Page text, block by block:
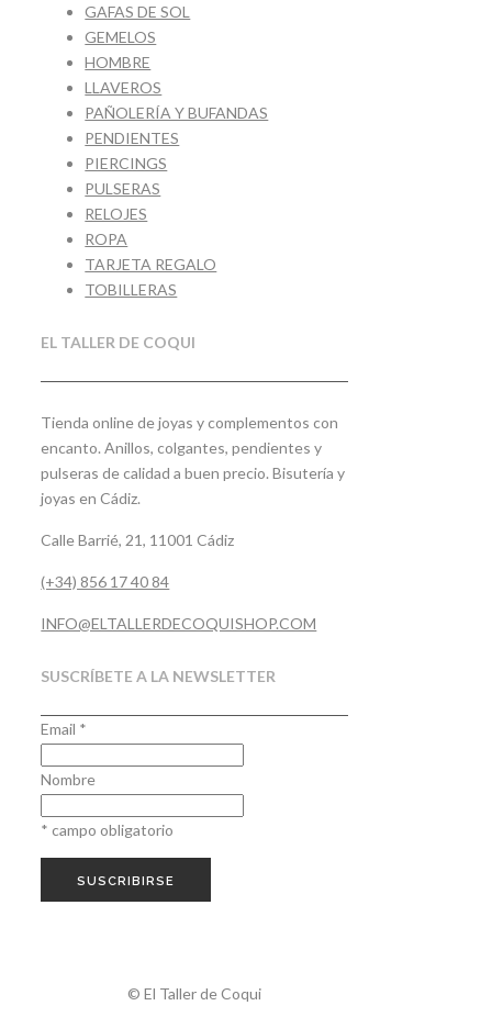
GAFAS DE SOL
GEMELOS
HOMBRE
LLAVEROS
PAÑOLERÍA Y BUFANDAS
PENDIENTES
PIERCINGS
PULSERAS
RELOJES
ROPA
TARJETA REGALO
TOBILLERAS
EL TALLER DE COQUI
Tienda online de joyas y complementos con
encanto. Anillos, colgantes, pendientes y
pulseras de calidad a buen precio. Bisutería y
joyas en Cádiz.
Calle Barrié, 21, 11001 Cádiz
(+34) 856 17 40 84
INFO@ELTALLERDECOQUISHOP.COM
SUSCRÍBETE A LA NEWSLETTER
Email *
Nombre
* campo obligatorio
© El Taller de Coqui